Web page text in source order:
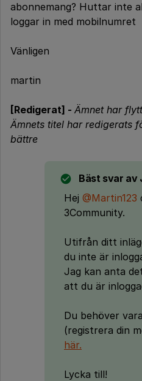
abonnemang? Huttar inte
loggar in med mobilnumret
Vänligen
martin
[Redigerat] - Ämnet har
Ämnets titel har redigerats
bättre
Bäst svar av
Hej @Martin123
3Community.
Utifrån ditt
du inte är
Jag kan anta
att du är
Du behöver
(registrera din
här.
Lycka till!